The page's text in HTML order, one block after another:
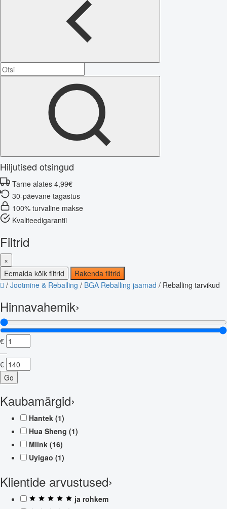
Hiljutised otsingud
Tarne alates 4,99€
30-päevane tagastus
100% turvaline makse
Kvaliteedigarantii
Filtrid
×
Eemalda kõik filtrid
Rakenda filtrid
/ Jootmine & Reballing / BGA Reballing jaamad / Reballing tarvikud
Hinnavahemik›
€
—
€
Go
Kaubamärgid›
Hantek (1)
Hua Sheng (1)
Mlink (16)
Uyigao (1)
Klientide arvustused›
ja rohkem